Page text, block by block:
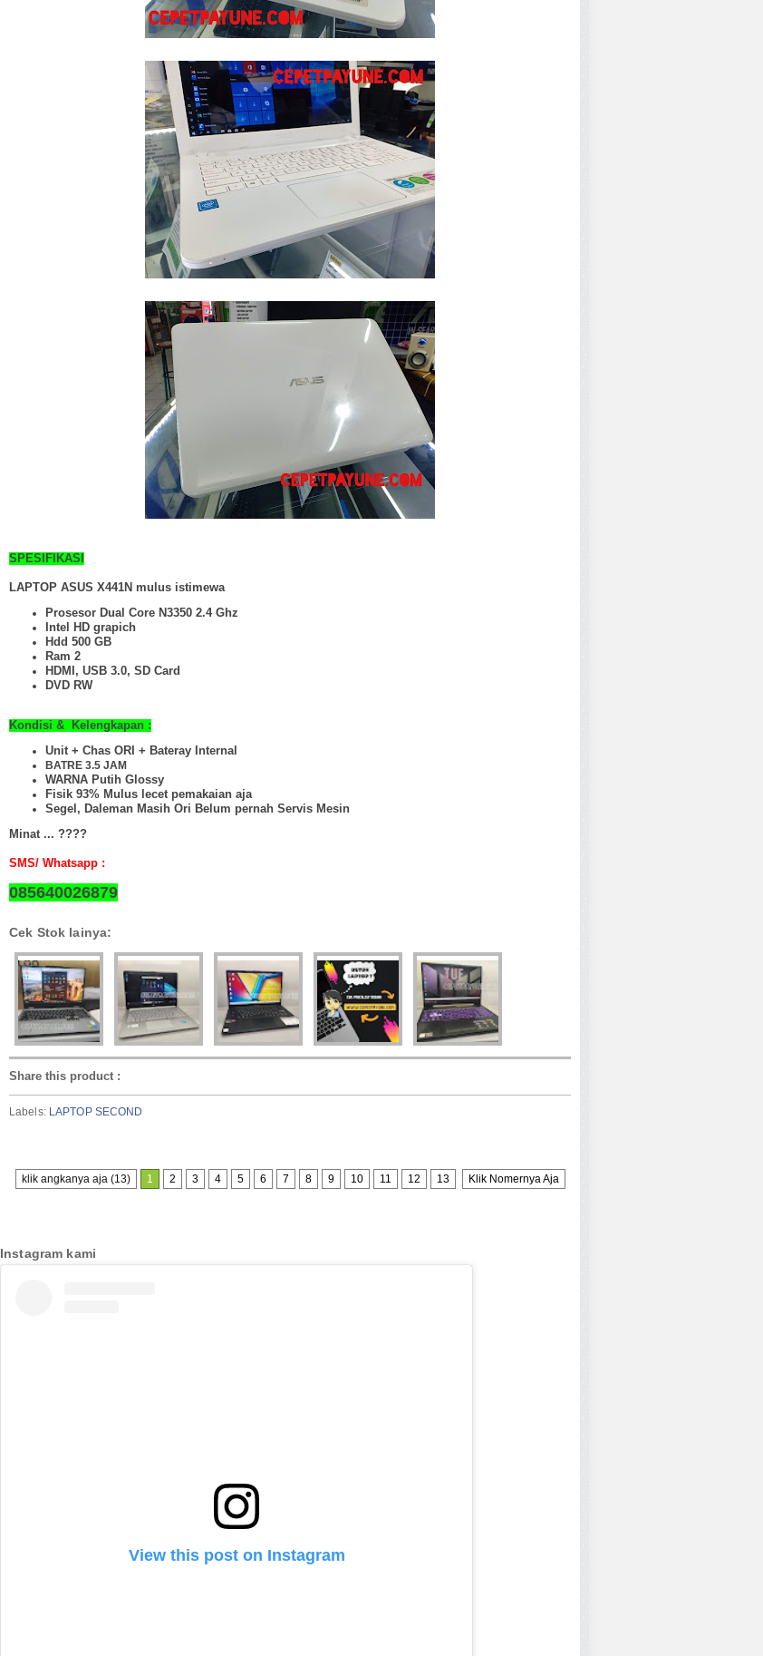
SPESIFIKASI
LAPTOP ASUS X441N mulus istimewa
Prosesor Dual Core N3350 2.4 Ghz
Intel HD grapich
Hdd 500 GB
Ram 2
HDMI, USB 3.0, SD Card
DVD RW
Kondisi & Kelengkapan :
Unit + Chas ORI + Bateray Internal
BATRE 3.5 JAM
WARNA Putih Glossy
Fisik 93% Mulus lecet pemakaian aja
Segel, Daleman Masih Ori Belum pernah Servis Mesin
Minat ... ????
SMS/ Whatsapp :
085640026879
Cek Stok lainya:
Share this product :
Labels: LAPTOP SECOND
klik angkanya aja (13) 1 2 3 4 5 6 7 8 9 10 11 12 13 Klik Nomernya Aja
Instagram kami
View this post on Instagram